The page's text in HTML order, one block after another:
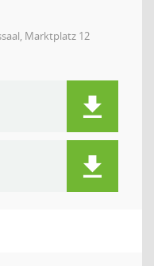
Marktplatz 12